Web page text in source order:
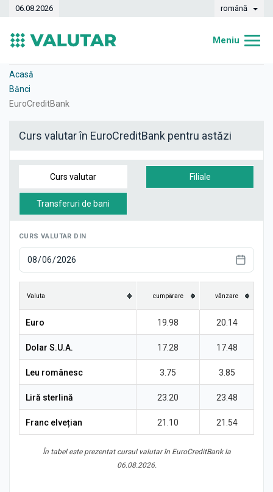
06.08.2026 română
Meniu
Dinamica
Case de schimb
Transferuri de bani
Știri
Acasă
Bănci
EuroCreditBank
Curs valutar în EuroCreditBank pentru astăzi
Curs valutar Filiale
Transferuri de bani
CURS VALUTAR DIN
Valuta cumpărare vânzare
Euro 19.98 20.14
Dolar S.U.A. 17.28 17.48
Leu românesc 3.75 3.85
Liră sterlină 23.20 23.48
Franc elvețian 21.10 21.54
În tabel este prezentat cursul valutar în EuroCreditBank la
06.08.2026.